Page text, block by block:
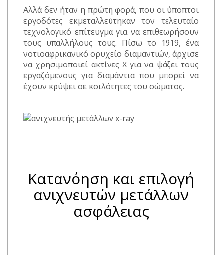
Αλλά δεν ήταν η πρώτη φορά, που οι ύποπτοι
εργοδότες εκμεταλλεύτηκαν τον τελευταίο
τεχνολογικό επίτευγμα για να επιθεωρήσουν
τους υπαλλήλους τους. Πίσω το 1919, ένα
νοτιοαφρικανικό ορυχείο διαμαντιών, άρχισε
να χρησιμοποιεί ακτίνες Χ για να ψάξει τους
εργαζόμενους για διαμάντια που μπορεί να
έχουν κρύψει σε κοιλότητες του σώματος.
Κατανόηση και επιλογή
ανιχνευτών μετάλλων
ασφάλειας